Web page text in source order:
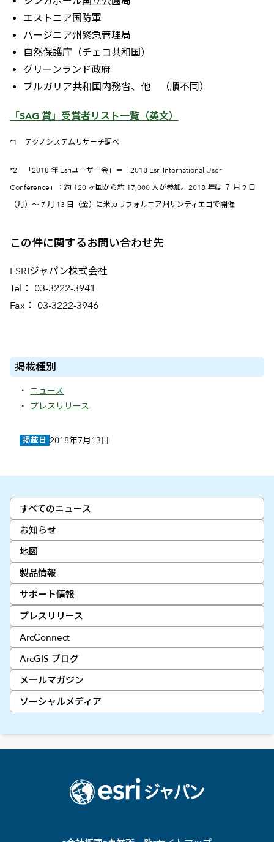
すべてのニュース
お知らせ
地図
製品情報
サポート情報
プレスリリース
ArcConnect
ArcGIS ブログ
メールマガジン
ソーシャルメディア
エストニア国防軍
バージニア州緊急管理局
自然保護庁（チェコ共和国）
グリーンランド政府
ブルガリア共和国内務省、他 （順不同）
「SAG 賞」受賞者リスト一覧（英文）
*1 テクノシステムリサーチ調べ
*2 「2018 年 Esriユーザー会」＝「2018 Esri International User
Conference」：約 120 ヶ国から約 17,000 人が参加。2018 年は ７ 月 9 日
（月）～ 7 月 13 日（金）に米カリフォルニア州サンディエゴで開催
この件に関するお問い合わせ先
ESRIジャパン株式会社
Tel： 03-3222-3941
Fax： 03-3222-3946
掲載種別
ニュース
プレスリリース
掲載日 2018年7月13日